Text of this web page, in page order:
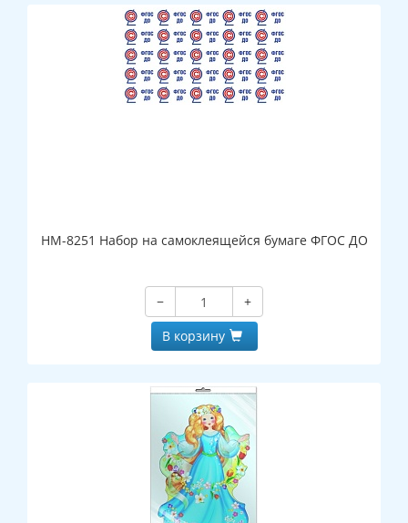
НМ-8251 Набор на самоклеящейся бумаге ФГОС ДО
−
+
В корзину